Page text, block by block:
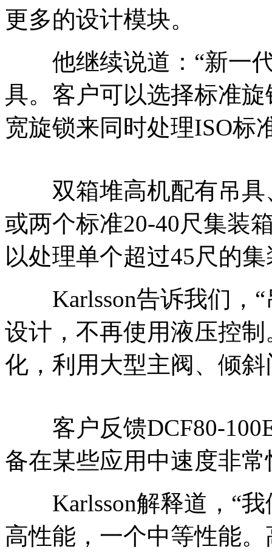
更多的设计模块。
他继续说道：“新一代
具。客户可以选择标准
宽旋锁来同时处理ISO标
双箱堆高机配有吊具
或两个标准20-40尺集装
以处理单个超过45尺的
Karlsson告诉我们，“
设计，不再使用液压控
化，利用大型主阀、倾
客户反馈DCF80-
备在某些应用中速度非常
Karlsson解释道，“我
高性能，一个中等性能